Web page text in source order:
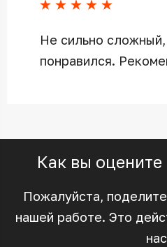
Не сильно
понравился.
Как вы
Пожалуйста,
нашей работе. Это
нас